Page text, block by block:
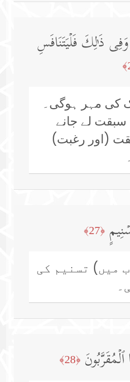
ذَ ٰ⁠لِكَ فَلۡیَتَنَافَسِ
مہر ہوگی۔
لے جانے
(اور رغبت)
﴿27﴾
میں) تسنیم کی
﴿28﴾